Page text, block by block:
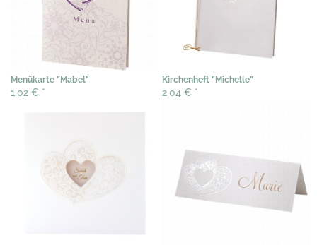
Menükarte "Mabel"
1,02 € *
Kirchenheft "Michelle"
2,04 € *